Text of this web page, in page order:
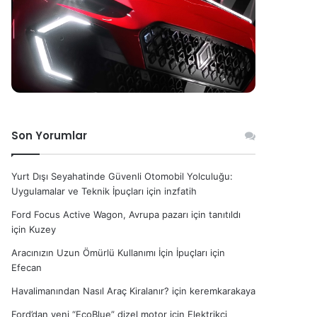
Son Yorumlar
Yurt Dışı Seyahatinde Güvenli Otomobil Yolculuğu:
Uygulamalar ve Teknik İpuçları için inzfatih
Ford Focus Active Wagon, Avrupa pazarı için tanıtıldı
için Kuzey
Aracınızın Uzun Ömürlü Kullanımı İçin İpuçları için
Efecan
Havalimanından Nasıl Araç Kiralanır? için keremkarakaya
Ford’dan yeni “EcoBlue” dizel motor için Elektrikçi